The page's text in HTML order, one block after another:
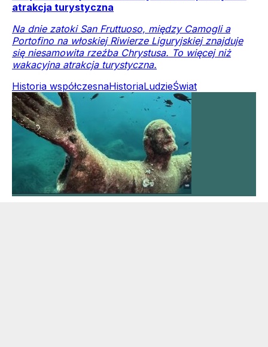
atrakcja turystyczna
Na dnie zatoki San Fruttuoso, między Camogli a
Portofino na włoskiej Riwierze Liguryjskiej znajduje
się niesamowita rzeźba Chrystusa. To więcej niż
wakacyjna atrakcja turystyczna.
Historia współczesnaHistoriaLudzieŚwiat